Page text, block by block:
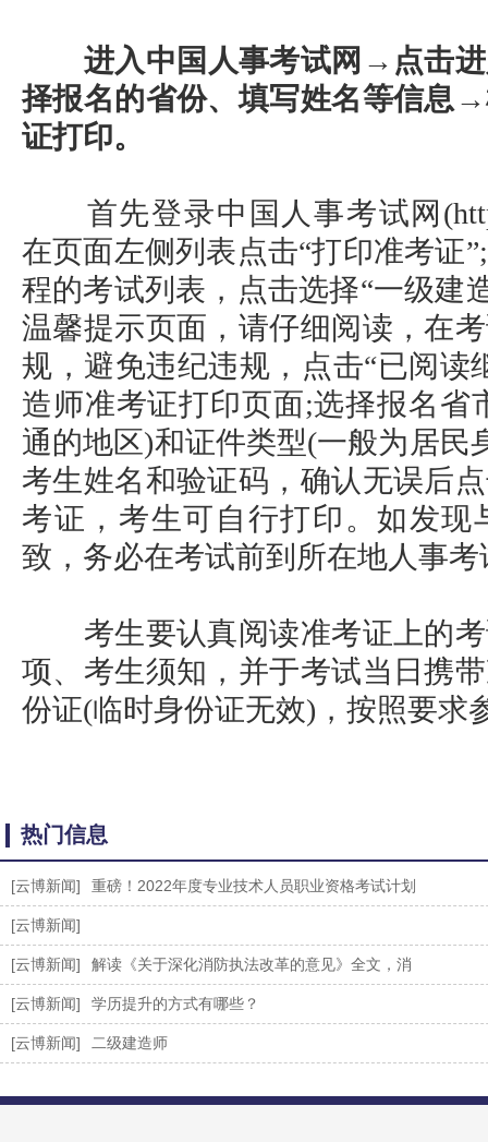
进入中国人事考试网→点击
择报名的省份、填写姓名等信息
证打印。
首先登录中国人事考试网
在页面左侧列表点击“打印准考证
程的考试列表，点击选择“一级建
温馨提示页面，请仔细阅读，在
规，避免违纪违规，点击“已阅读
造师准考证打印页面;选择报名省
通的地区)和证件类型(一般为居民
考生姓名和验证码，确认无误后
考证，考生可自行打印。如发现
致，务必在考试前到所在地人事
考生要认真阅读准考证上的考
项、考生须知，并于考试当日携
份证(临时身份证无效)，按照要求
热门信息
[云博新闻] 重磅！2022年度专业技术人员职业资格考试计划
[云博新闻]
[云博新闻] 解读《关于深化消防执法改革的意见》全文，消
[云博新闻] 学历提升的方式有哪些？
[云博新闻] 二级建造师